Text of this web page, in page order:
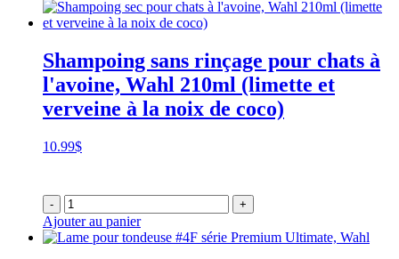
Shampoing sans rinçage pour chats à
l'avoine, Wahl 210ml (limette et
verveine à la noix de coco)
10.99$
- +
Ajouter au panier